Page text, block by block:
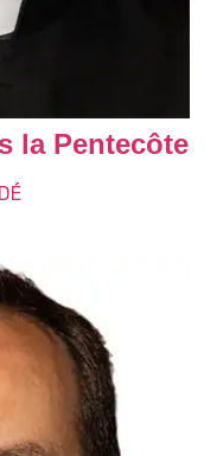
la Pentecôte